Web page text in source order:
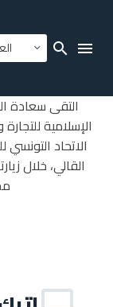
التقى سعادة
الإسلامية
الاتحاد
القالي، خلال